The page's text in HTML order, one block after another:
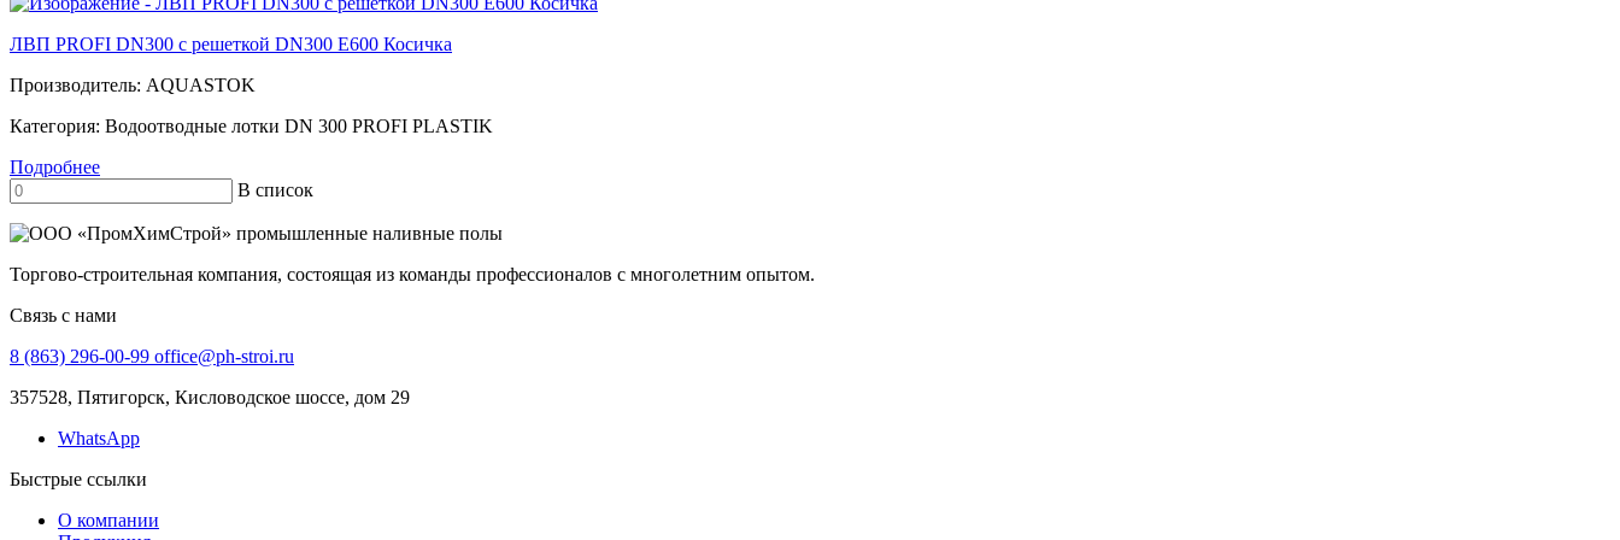
ЛВП PROFI DN300 с решеткой DN300 E600 Косичка
Производитель: AQUASTOK
Категория: Водоотводные лотки DN 300 PROFI PLASTIK
Подробнее
В список
Торгово-строительная компания, состоящая из команды профессионалов с многолетним опытом.
Связь с нами
8 (863) 296-00-99 office@ph-stroi.ru
357528, Пятигорск, Кисловодское шоссе, дом 29
WhatsApp
Быстрые ссылки
О компании